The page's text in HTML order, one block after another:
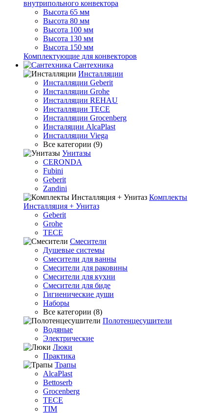
внутрипольного конвектора
Высота 65 мм
Высота 80 мм
Высота 100 мм
Высота 130 мм
Высота 150 мм
Комплектующие для конвекторов
Сантехника
Инсталляции
Инсталляции Geberit
Инсталляции Grohe
Инсталляции REHAU
Инсталляции TECE
Инсталляции Grocenberg
Инсталяции AlcaPlast
Инсталляции Viega
Все категории (9)
Унитазы
CERONDA
Fubini
Geberit
Zandini
Комплекты
Инсталляция + Унитаз
Geberit
Grohe
TECE
Смесители
Душевые системы
Смесители для ванны
Смесители для раковины
Смесители для кухни
Смесители для биде
Гигиенические души
Наборы
Все категории (8)
Полотенцесушители
Водяные
Электрические
Люки
Практика
Трапы
AlcaPlast
Bettoserb
Grocenberg
TECE
TIM